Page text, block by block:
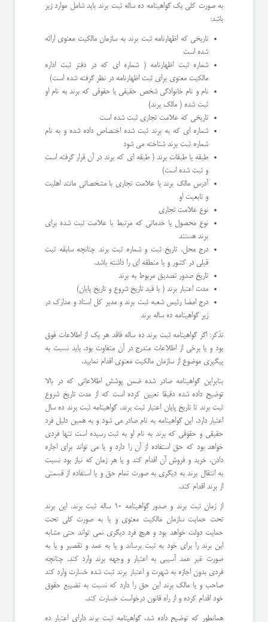
به صورت کلی یک گواهینامه ده ساله ثبت برند باید شامل موارد زیر
باشد:
تاریخی که اظهارنامه ثبت برند به سازمان مالکیت معنوی ارائه
شده است
شماره ثبت اظهارنامه ( شماره ای که در دفتر ثبت اداره
مالکیت معنوی برای ثبت اظهارنامه در نظر گرفته شده است)
نام و نام خانوادگی شخص حقیقی یا حقوقی که برند به نام او
ثبت شده ( مالک برند)
تاریخی که علامت تجاری ثبت شده است
شماره ای که به برند ثبت شده اختصاص داده شده و به نام
شماره ثبت برند شناخته می شود
طبقه یا طبقات برند ( طبقه ای که برند در آن قرار گرفته است
و ثبت شده است)
آدرس مالک برند یا علامت تجاری با مشخصاتی مانند اهلیت
و تابعیت او
نوع علامت تجاری
نوع محصول یا خدماتی که مرتبط با علامت ثبت شده برای
برند هستند
درج محل، تاریخ ثبت و شماره ثبت برند چنانچه سابقه ثبت
قبلی در کشور و یا منطقه ای را داشته باشد.
تاریخ صدور تصدیق مربوط به برند
مدت اعتبار برند ( با قید تاریخ شروع و تاریخ پایان)
درج امضا رئیس شعبه ثبت برند و مدیر کل اسناد و مدارک در
زیر گواهینامه ده ساله برند
تذکر: اگر گواهینامه ثبت برند ده ساله فاقد هر یک از اطلاعات فوق
بود و یا برخی از اطلاعات مندرج در آن متفاوت بود، باید نسبت به
پیگیری موضوع از سازمان مالکیت معنوی اقدام نمایید.
بنابراین گواهینامه صادر شده ضمن پوشش اطلاعاتی که در بالا
توضیح داده شده دقیقا تعیین کرده است که از مدت تاریخ شروع
ثبت برند تا تاریخ پایان اعتبار ثبت برند، گواهینامه ثبت برند ده سال
اعتبار دارد. این گواهینامه به نام صادر می شود و به همین دلیل فرد
حقیقی و حقوقی که برند به نام او به ثبت رسیده است تنها فردی
خواهد بود که حق استفاده از آن را دارد و یا می تواند برای اجاره
دادن، خرید و فروش آن اقدام کند و یا هر زمان که نیاز بود نسبت
به انتقال برند به دیگری به صورت تمام حق و یا استفاده از قسمتی
از برند اقدام کند.
از زمان ثبت برند و صدور گواهینامه 10 ساله ثبت برند، این برند
تحت حمایت سازمان مالکیت معنوی و یا به صورت کلی تحت
حمایت دولت خواهد بود و هیچ فرد دیگری نمی تواند حتی مشابه
این برند را برای خود به ثبت برساند و یا به عمد و تقصیر و یا به
صورت غیر عمد آسیبی به اعتبار و وجهه برند وارد کند. چنانچه
فردی بدون اجازه به شهرت و اعتبار برند ثبت شده خسارت وارد کند
صاحب و یا مالک برند این حق را دارد که نسبت به تضییع حقوق
خود اقدام کرده و از راه قانون درخواست خسارت کند.
همانطور که توضیح داده شد، گواهینامه ثبت برند دارای اعتبار ده